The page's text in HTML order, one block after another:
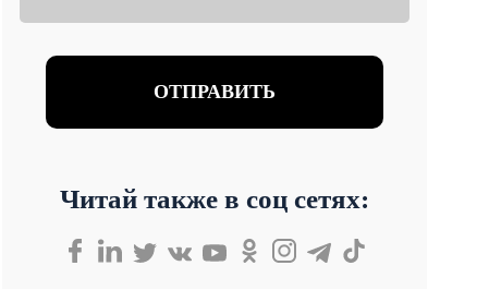
Читай также в соц сетях: